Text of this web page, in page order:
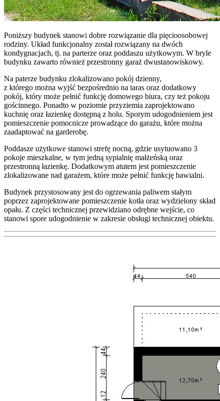
Poniższy budynek stanowi dobre rozwiązanie dla pięcioosobowej
rodziny. Układ funkcjonalny został rozwiązany na dwóch
kondygnacjach, tj. na parterze oraz poddaszu użytkowym. W bryle
budynku zawarto również przestronny garaż dwustanowiskowy.
Na paterze budynku zlokalizowano pokój dzienny,
z którego można wyjść bezpośrednio na taras oraz dodatkowy
pokój, który może pełnić funkcję domowego biura, czy też pokoju
gościnnego. Ponadto w poziomie przyziemia zaprojektowano
kuchnię oraz łazienkę dostępną z holu. Sporym udogodnieniem jest
pomieszczenie pomocnicze prowadzące do garażu, które można
zaadaptować na garderobę.
Poddasze użytkowe stanowi strefę nocną, gdzie usytuowano 3
pokoje mieszkalne, w tym jedną sypialnię małżeńską oraz
przestronną łazienkę. Dodatkowym atutem jest pomieszczenie
zlokalizowane nad garażem, które może pełnić funkcję bawialni.
Budynek przystosowany jest do ogrzewania paliwem stałym
poprzez zaprojektowane pomieszczenie kotła oraz wydzielony skład
opału. Z części technicznej przewidziano odrębne wejście, co
stanowi spore udogodnienie w zakresie obsługi technicznej obiektu.